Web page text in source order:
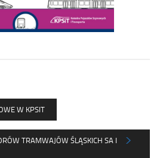
W KPSIT
TRAMWAJÓW ŚLĄSKICH SA I